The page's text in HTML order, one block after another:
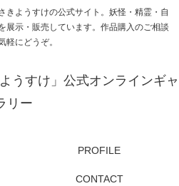
きようすけの公式サイト。妖怪・精霊・自
展示・販売しています。作品購入のご相談
軽にどうぞ。
うすけ」公式オンラインギャ
リー
PROFILE
CONTACT